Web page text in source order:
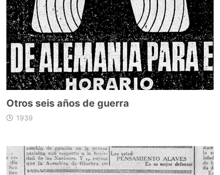
Otros seis años de guerra
1939